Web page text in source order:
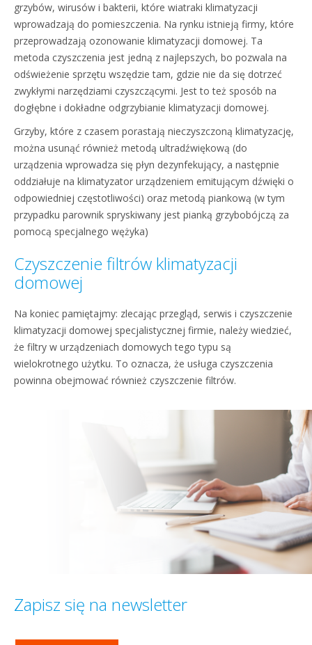
grzybów, wirusów i bakterii, które wiatraki klimatyzacji
wprowadzają do pomieszczenia. Na rynku istnieją firmy, które
przeprowadzają ozonowanie klimatyzacji domowej. Ta
metoda czyszczenia jest jedną z najlepszych, bo pozwala na
odświeżenie sprzętu wszędzie tam, gdzie nie da się dotrzeć
zwykłymi narzędziami czyszczącymi. Jest to też sposób na
dogłębne i dokładne odgrzybianie klimatyzacji domowej.
Grzyby, które z czasem porastają nieczyszczoną klimatyzację,
można usunąć również metodą ultradźwiękową (do
urządzenia wprowadza się płyn dezynfekujący, a następnie
oddziałuje na klimatyzator urządzeniem emitującym dźwięki o
odpowiedniej częstotliwości) oraz metodą piankową (w tym
przypadku parownik spryskiwany jest pianką grzybobójczą za
pomocą specjalnego wężyka)
Czyszczenie filtrów klimatyzacji
domowej
Na koniec pamiętajmy: zlecając przegląd, serwis i czyszczenie
klimatyzacji domowej specjalistycznej firmie, należy wiedzieć,
że filtry w urządzeniach domowych tego typu są
wielokrotnego użytku. To oznacza, że usługa czyszczenia
powinna obejmować również czyszczenie filtrów.
Zapisz się na newsletter